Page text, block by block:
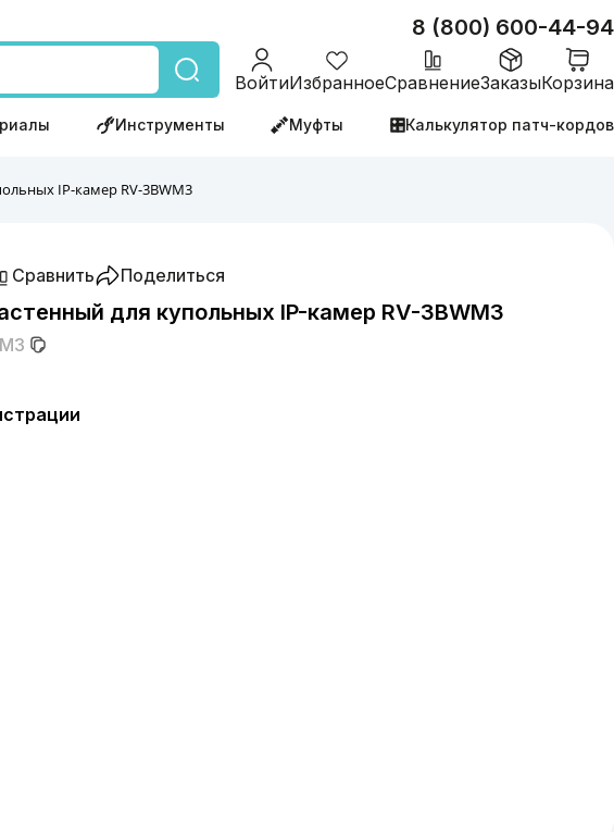
8 (800) 600-44-94
ВойтиИзбранноеСравнениеЗаказыКорзина
Инструменты Муфты Калькулятор патч-кордов
IP-камер RV-3BWM3
Сравнить Поделиться
для купольных IP-камер RV-3BWM3